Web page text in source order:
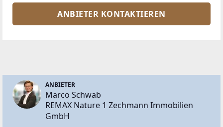
ANBIETER KONTAKTIEREN
ANBIETER
Marco Schwab
REMAX Nature 1 Zechmann Immobilien
GmbH